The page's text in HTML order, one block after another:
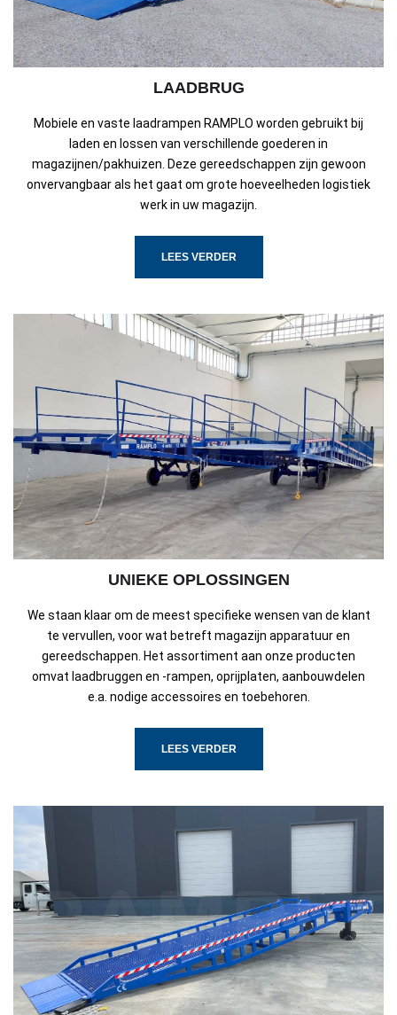
LAADBRUG
Mobiele en vaste laadrampen RAMPLO worden gebruikt bij
laden en lossen van verschillende goederen in
magazijnen/pakhuizen. Deze gereedschappen zijn gewoon
onvervangbaar als het gaat om grote hoeveelheden logistiek
werk in uw magazijn.
LEES VERDER
UNIEKE OPLOSSINGEN
We staan klaar om de meest specifieke wensen van de klant
te vervullen, voor wat betreft magazijn apparatuur en
gereedschappen. Het assortiment aan onze producten
omvat laadbruggen en -rampen, oprijplaten, aanbouwdelen
e.a. nodige accessoires en toebehoren.
LEES VERDER